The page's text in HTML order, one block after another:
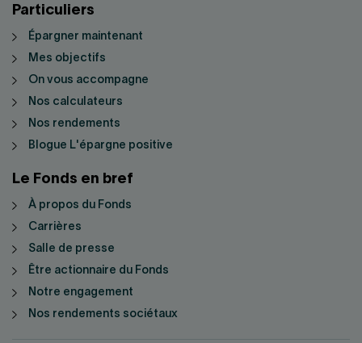
Particuliers
Épargner maintenant
Mes objectifs
On vous accompagne
Nos calculateurs
Nos rendements
Blogue L'épargne positive
Le Fonds en bref
À propos du Fonds
Carrières
Salle de presse
Être actionnaire du Fonds
Notre engagement
Nos rendements sociétaux